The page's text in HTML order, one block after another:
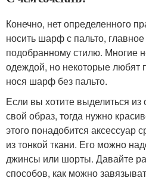
Конечно, нет определенного
носить шарф с пальто,
подобранному стилю. Многие
одеждой, но некоторые любят
нося шарф без пальто.
Если вы хотите выделиться из
свой образ, тогда нужно
этого понадобится аксессуар
из тонкой ткани. Его можно
джинсы или шорты. Давайте
способов, как можно